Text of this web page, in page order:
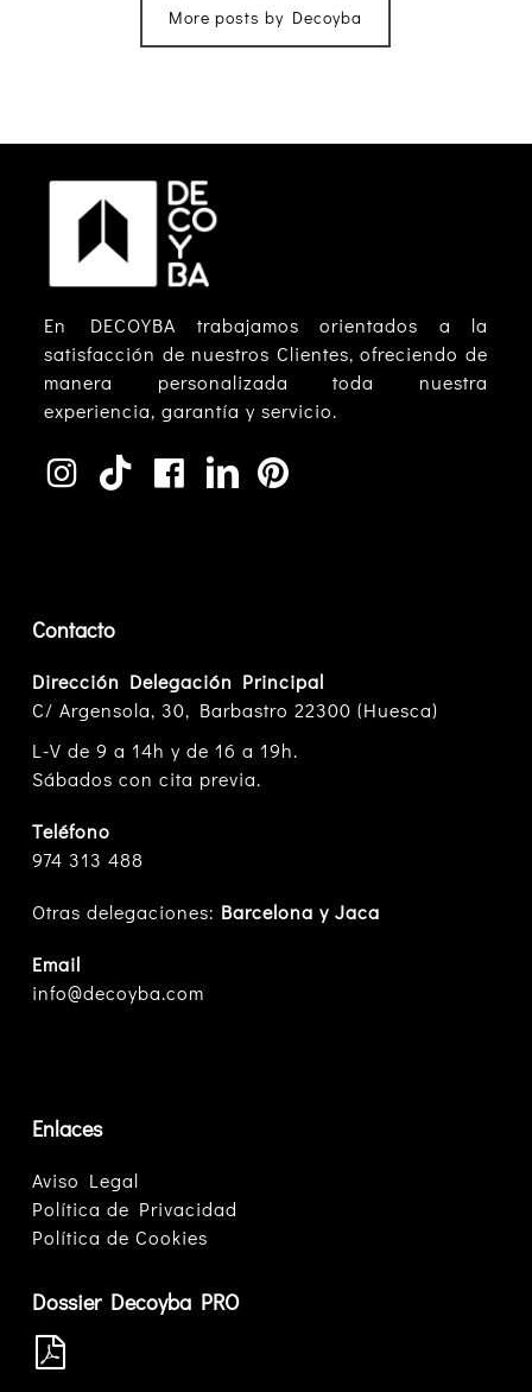
More posts by Decoyba
En DECOYBA trabajamos orientados a la
satisfacción de nuestros Clientes, ofreciendo de
manera personalizada toda nuestra
experiencia, garantía y servicio.
Contacto
Dirección Delegación Principal
C/ Argensola, 30, Barbastro 22300 (Huesca)
L-V de 9 a 14h y de 16 a 19h.
Sábados con cita previa.
Teléfono
974 313 488
Otras delegaciones: Barcelona y Jaca
Email
info@decoyba.com
Enlaces
Aviso Legal
Política de Privacidad
Política de Cookies
Dossier Decoyba PRO